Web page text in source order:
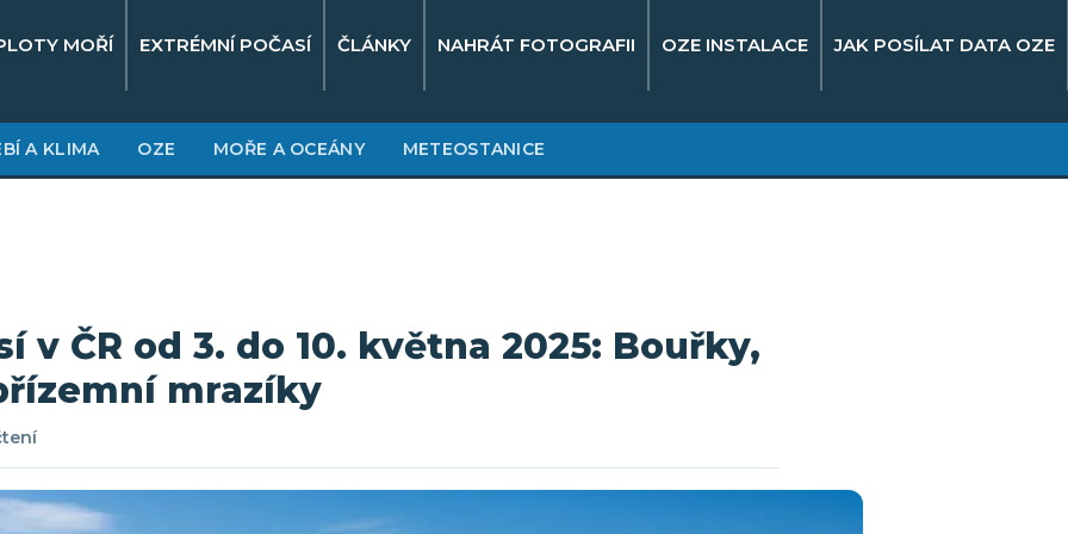
MOŘÍ EXTRÉMNÍ POČASÍ ČLÁNKY NAHRÁT FOTOGRAFII OZE INSTALACE JAK POSÍLAT DATA OZE
A KLIMA OZE MOŘE A OCEÁNY METEOSTANICE
v ČR od 3. do 10. května 2025: Bouřky,
mrazíky